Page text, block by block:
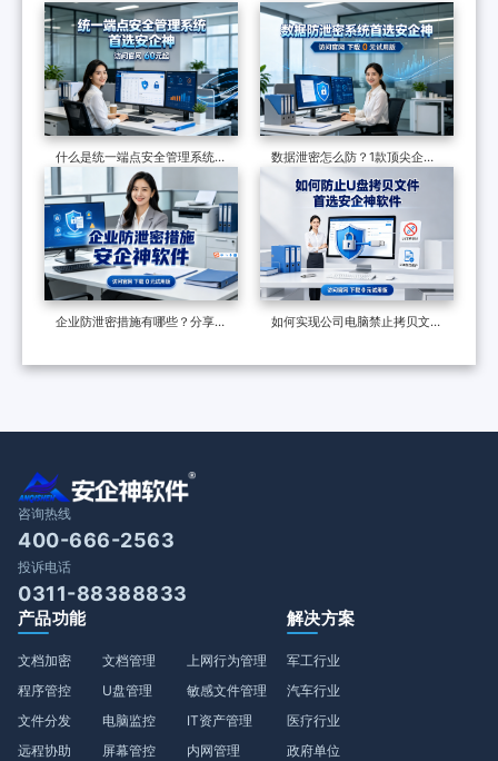
做？终端安全管理系统如何守护
政企终端安全？
制度和软件技术的构建，适合全
国检察院批量部署
什么是统一端点安全管理系统？
六个核心功能了解它的真面目
数据泄密怎么防？1款顶尖企业
级数据防泄漏系统力荐，效果很
企业防泄密措施有哪些？分享一
如何实现公司电脑禁止拷贝文件
咨询热线
400-666-2563
投诉电话
0311-88388833
产品功能
文档加密
程序管控
文件分发
远程协助
文档管理
U盘管理
电脑监控
屏幕管控
上网行为管理
敏感文件管理
IT资产管理
内网管理
解决方案
军工行业
汽车行业
医疗行业
政府单位